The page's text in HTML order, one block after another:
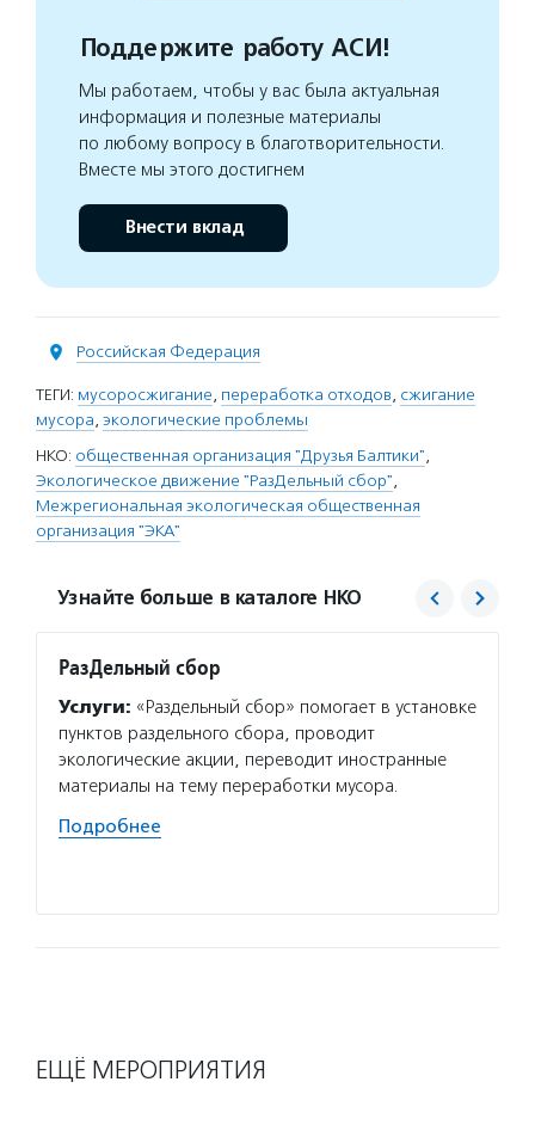
Поддержите работу АСИ!
Мы работаем, чтобы у вас была актуальная
информация и полезные материалы
по любому вопросу в благотворительности.
Вместе мы этого достигнем
Внести вклад
Российская Федерация
ТЕГИ: мусоросжигание, переработка отходов, сжигание
мусора, экологические проблемы
НКО: общественная организация "Друзья Балтики",
Экологическое движение "РазДельный сбор",
Межрегиональная экологическая общественная
организация "ЭКА"
Узнайте больше в каталоге НКО
РазДельный сбор
Услуги: «Раздельный сбор» помогает в установке
пунктов раздельного сбора, проводит
экологические акции, переводит иностранные
материалы на тему переработки мусора.
Подробнее
ЕЩЁ МЕРОПРИЯТИЯ